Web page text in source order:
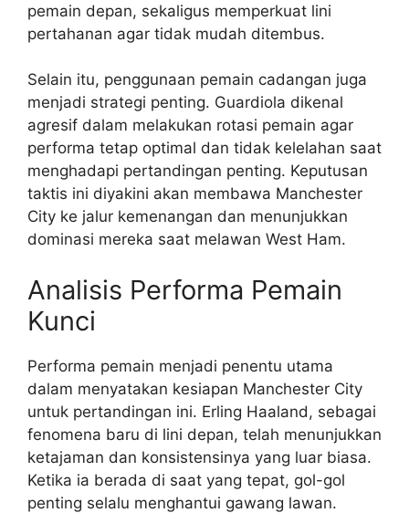
pemain depan, sekaligus memperkuat lini
pertahanan agar tidak mudah ditembus.
Selain itu, penggunaan pemain cadangan juga
menjadi strategi penting. Guardiola dikenal
agresif dalam melakukan rotasi pemain agar
performa tetap optimal dan tidak kelelahan saat
menghadapi pertandingan penting. Keputusan
taktis ini diyakini akan membawa Manchester
City ke jalur kemenangan dan menunjukkan
dominasi mereka saat melawan West Ham.
Analisis Performa Pemain
Kunci
Performa pemain menjadi penentu utama
dalam menyatakan kesiapan Manchester City
untuk pertandingan ini. Erling Haaland, sebagai
fenomena baru di lini depan, telah menunjukkan
ketajaman dan konsistensinya yang luar biasa.
Ketika ia berada di saat yang tepat, gol-gol
penting selalu menghantui gawang lawan.